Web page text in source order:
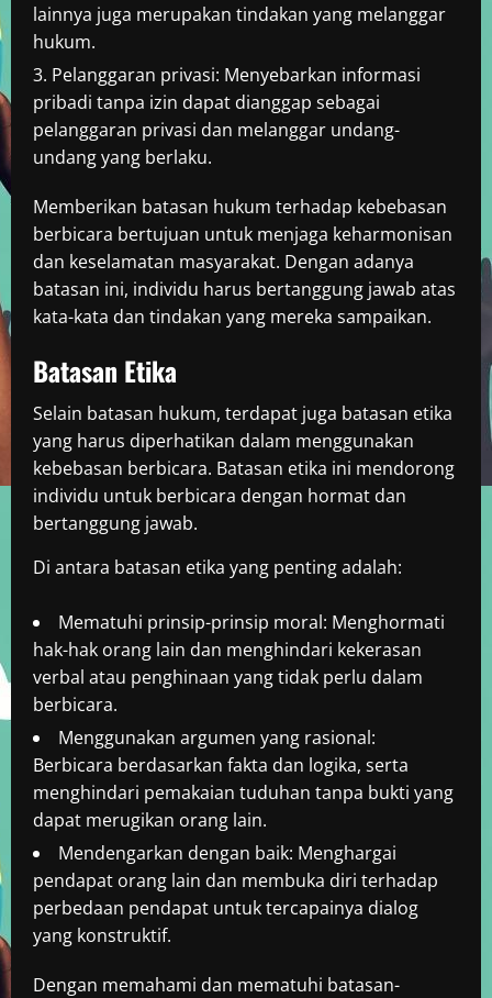
lainnya juga merupakan tindakan yang melanggar
hukum.
Pelanggaran privasi: Menyebarkan informasi
pribadi tanpa izin dapat dianggap sebagai
pelanggaran privasi dan melanggar undang-
undang yang berlaku.
Memberikan batasan hukum terhadap kebebasan
berbicara bertujuan untuk menjaga keharmonisan
dan keselamatan masyarakat. Dengan adanya
batasan ini, individu harus bertanggung jawab atas
kata-kata dan tindakan yang mereka sampaikan.
Batasan Etika
Selain batasan hukum, terdapat juga batasan etika
yang harus diperhatikan dalam menggunakan
kebebasan berbicara. Batasan etika ini mendorong
individu untuk berbicara dengan hormat dan
bertanggung jawab.
Di antara batasan etika yang penting adalah:
Mematuhi prinsip-prinsip moral: Menghormati
hak-hak orang lain dan menghindari kekerasan
verbal atau penghinaan yang tidak perlu dalam
berbicara.
Menggunakan argumen yang rasional:
Berbicara berdasarkan fakta dan logika, serta
menghindari pemakaian tuduhan tanpa bukti yang
dapat merugikan orang lain.
Mendengarkan dengan baik: Menghargai
pendapat orang lain dan membuka diri terhadap
perbedaan pendapat untuk tercapainya dialog
yang konstruktif.
Dengan memahami dan mematuhi batasan-